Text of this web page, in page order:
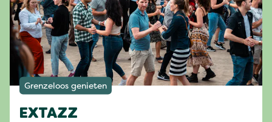
Grenzeloos genieten
EXTAZZ